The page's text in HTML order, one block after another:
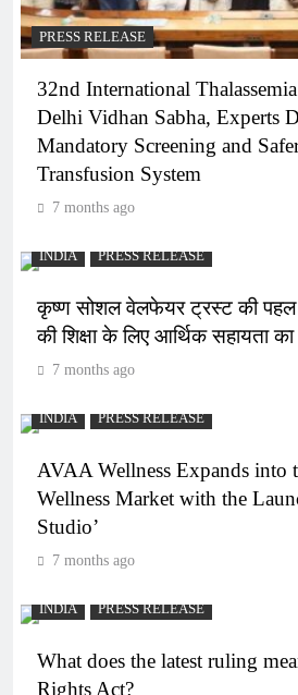
PRESS RELEASE
32nd International
Delhi Vidhan Sabha, Experts
Mandatory Screening and
Transfusion System
7 months ago
INDIA PRESS RELEASE
कृष्ण सोशल वेलफेयर ट्रस्ट की
की शिक्षा के लिए आर्थिक सहायता
7 months ago
INDIA PRESS RELEASE
AVAA Wellness Expands into
Wellness Market with the
Studio’
7 months ago
INDIA PRESS RELEASE
What does the latest ruling
Rights Act?